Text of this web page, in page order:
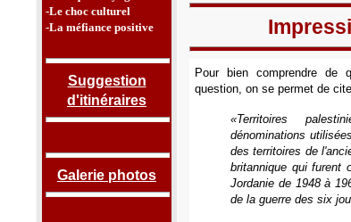
-Le choc culturel
-La méfiance positive
Suggestion
d'itinéraires
Galerie photos
Pour bien comprendre de
question, on se permet de
«Territoires
dénominations
des territoires de
britannique qui furent
Jordanie de 1948 à
de la guerre des six